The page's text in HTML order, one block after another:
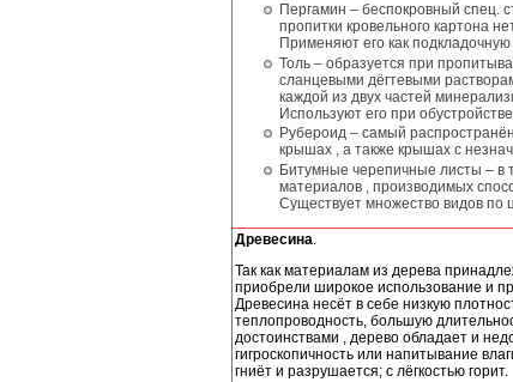
Пергамин – беспокровный спец.
пропитки кровельного картона
Применяют его как
Толь – образуется при
сланцевыми дёгтевыми
каждой из двух частей
Используют его при
Рубероид – самый
крышах , а также крышах с
Битумные черепичные листы – в
материалов , производимых
Существует множество видов по
Древесина.
Так как материалам из дерева
приобрели широкое использование и
Древесина несёт в себе низкую
теплопроводность, большую
достоинствами , дерево обладает и
гигроскопичность или напитывание
гниёт и разрушается; с лёгкостью горит.